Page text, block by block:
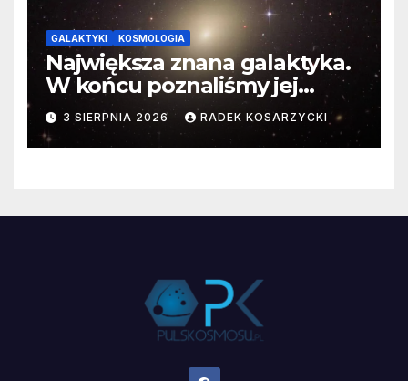
GALAKTYKI KOSMOLOGIA
Największa znana galaktyka.
W końcu poznaliśmy jej
faktyczne wymiary
3 SIERPNIA 2026 RADEK KOSARZYCKI